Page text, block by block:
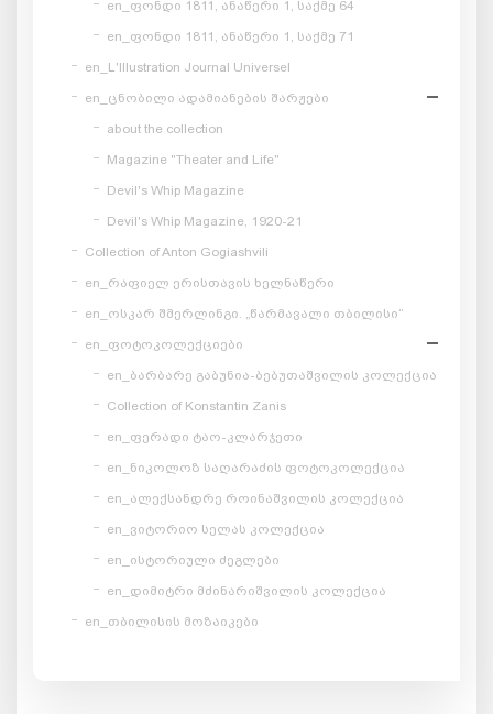
en_ფონდი 1811, ანაწერი 1, საქმე 64
en_ფონდი 1811, ანაწერი 1, საქმე 71
en_L'Illustration Journal Universel
en_ცნობილი ადამიანების შარჟები
about the collection
Magazine "Theater and Life"
Devil's Whip Magazine
Devil's Whip Magazine, 1920-21
Collection of Anton Gogiashvili
en_რაფიელ ერისთავის ხელნაწერი
en_ოსკარ შმერლინგი. „წარმავალი თბილისი“
en_ფოტოკოლექციები
en_ბარბარე გაბუნია-ბებუთაშვილის კოლექცია
Collection of Konstantin Zanis
en_ფერადი ტაო-კლარჯეთი
en_ნიკოლოზ საღარაძის ფოტოკოლექცია
en_ალექსანდრე როინაშვილის კოლექცია
en_ვიტორიო სელას კოლექცია
en_ისტორიული ძეგლები
en_დიმიტრი მძინარიშვილის კოლექცია
en_თბილისის მოზაიკები